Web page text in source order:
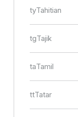
tyTahitian
tgTajik
taTamil
ttTatar